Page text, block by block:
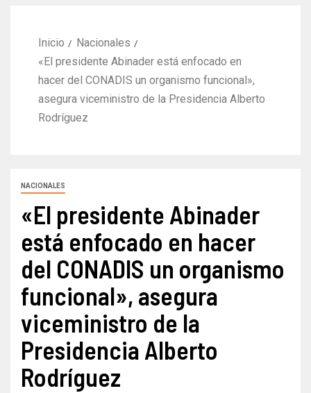
Inicio
Nacionales
«El presidente Abinader está enfocado en
hacer del CONADIS un organismo funcional»,
asegura viceministro de la Presidencia Alberto
Rodríguez
NACIONALES
«El presidente Abinader
está enfocado en hacer
del CONADIS un organismo
funcional», asegura
viceministro de la
Presidencia Alberto
Rodríguez